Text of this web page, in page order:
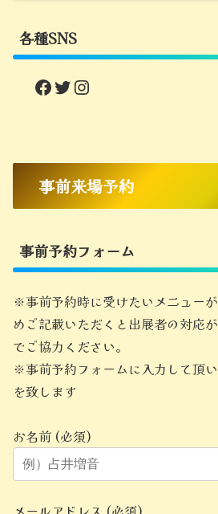
各種SNS
Facebook
Twitter
Instagram
事前来場予約
事前予約フォーム
※事前予約時に受けたいメニュー
めご記載いただくと出展者の対応
でご協力ください。
※事前予約フォームに入力して頂
を致します
お名前 (必須)